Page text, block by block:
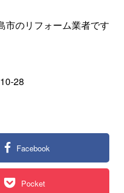
市のリフォーム業者です
28
Facebook
Pocket